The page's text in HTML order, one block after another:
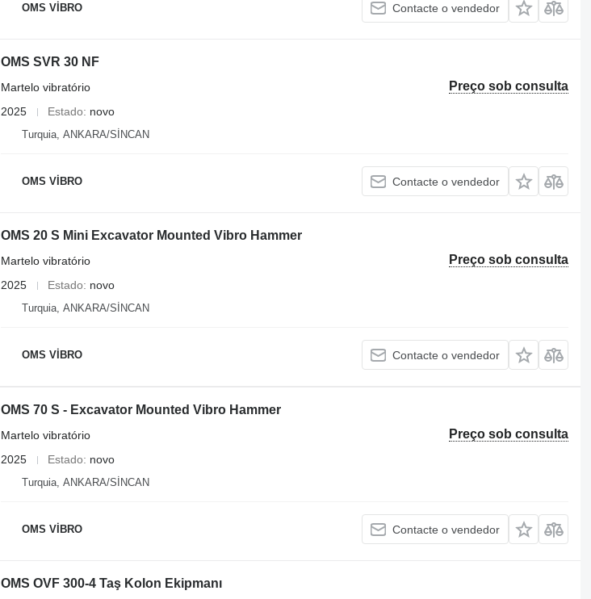
OMS VİBRO Contacte o vendedor
OMS SVR 30 NF
Preço sob consulta
Martelo vibratório
2025
Estado novo
Turquia, ANKARA/SİNCAN
OMS VİBRO Contacte o vendedor
OMS 20 S Mini Excavator Mounted Vibro Hammer
Preço sob consulta
Martelo vibratório
2025
Estado novo
Turquia, ANKARA/SİNCAN
OMS VİBRO Contacte o vendedor
OMS 70 S - Excavator Mounted Vibro Hammer
Preço sob consulta
Martelo vibratório
2025
Estado novo
Turquia, ANKARA/SİNCAN
OMS VİBRO Contacte o vendedor
OMS OVF 300-4 Taş Kolon Ekipmanı